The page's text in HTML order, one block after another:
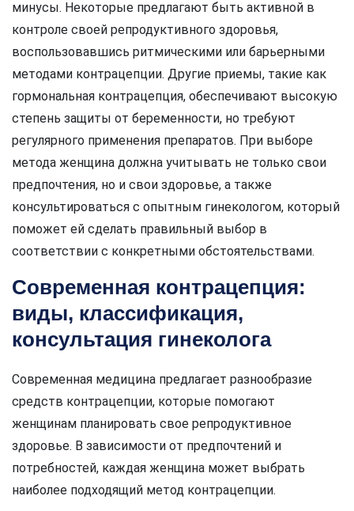
минусы. Некоторые предлагают быть активной в
контроле своей репродуктивного здоровья,
воспользовавшись ритмическими или барьерными
методами контрацепции. Другие приемы, такие как
гормональная контрацепция, обеспечивают высокую
степень защиты от беременности, но требуют
регулярного применения препаратов. При выборе
метода женщина должна учитывать не только свои
предпочтения, но и свои здоровье, а также
консультироваться с опытным гинекологом, который
поможет ей сделать правильный выбор в
соответствии с конкретными обстоятельствами.
Современная контрацепция:
виды, классификация,
консультация гинеколога
Современная медицина предлагает разнообразие
средств контрацепции, которые помогают
женщинам планировать свое репродуктивное
здоровье. В зависимости от предпочтений и
потребностей, каждая женщина может выбрать
наиболее подходящий метод контрацепции.